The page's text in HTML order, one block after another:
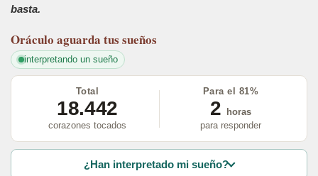
basta.
Oráculo aguarda tus sueños
interpretando un sueño
Total
18.442
corazones tocados
Para el 81%
2
horas
para responder
¿Han interpretado mi sueño?